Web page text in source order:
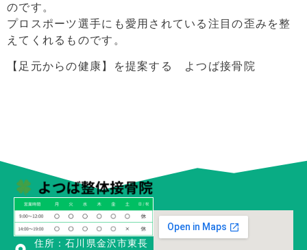
のです。
プロスポーツ選手にも愛用されている注目の歪みを整
えてくれるものです。
【足元からの健康】を提案する よつば接骨院
住所：石川県金沢市東長